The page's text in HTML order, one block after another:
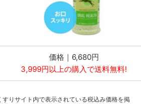
価格｜6,680円
3,999円以上の購入で送料無料!
りサイト内で表示されている税込み価格を掲